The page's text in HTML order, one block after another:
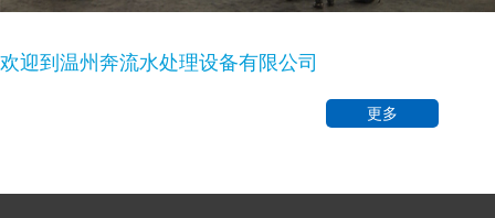
欢迎到温州奔流水处理设备有限公司
更多